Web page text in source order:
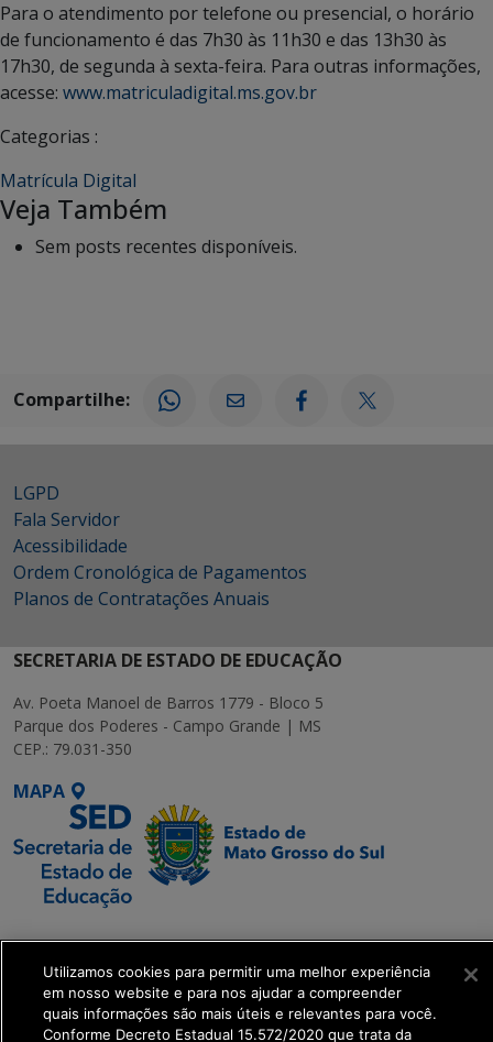
Para o atendimento por telefone ou presencial, o horário
de funcionamento é das 7h30 às 11h30 e das 13h30 às
17h30, de segunda à sexta-feira. Para outras informações,
acesse: www.matriculadigital.ms.gov.br
Categorias :
Matrícula Digital
Veja Também
Sem posts recentes disponíveis.
Compartilhe:
LGPD
Fala Servidor
Acessibilidade
Ordem Cronológica de Pagamentos
Planos de Contratações Anuais
SECRETARIA DE ESTADO DE EDUCAÇÃO
Av. Poeta Manoel de Barros 1779 - Bloco 5
Parque dos Poderes - Campo Grande | MS
CEP.: 79.031-350
MAPA
SETDIG | Secretaria-
Executiva de
Transformação Digital
Utilizamos cookies para permitir uma melhor experiência
em nosso website e para nos ajudar a compreender
quais informações são mais úteis e relevantes para você.
Conforme Decreto Estadual 15.572/2020 que trata da